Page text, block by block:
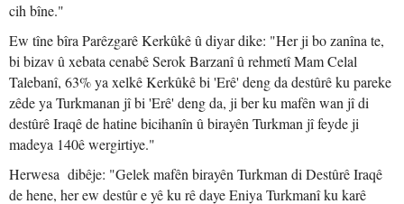
cih bîne."
Ew tîne bîra Parêzgarê Kerkûkê û diyar dike: "Her ji bo zanîna te,
bi bizav û xebata cenabê Serok Barzanî û rehmetî Mam Celal
Talebanî, 63% ya xelkê Kerkûkê bi 'Erê' deng da destûrê ku pareke
zêde ya Turkmanan jî bi 'Erê' deng da, ji ber ku mafên wan jî di
destûrê Iraqê de hatine bicihanîn û birayên Turkman jî feyde ji
madeya 140ê wergirtiye."
Herwesa dibêje: "Gelek mafên birayên Turkman di Destûrê Iraqê
de hene, her ew destûr e yê ku rê daye Eniya Turkmanî ku karê